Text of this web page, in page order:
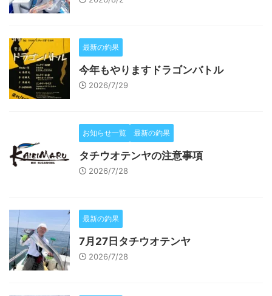
最新の釣果
今年もやりますドラゴンバトル
2026/7/29
お知らせ一覧 最新の釣果
タチウオテンヤの注意事項
2026/7/28
最新の釣果
7月27日タチウオテンヤ
2026/7/28